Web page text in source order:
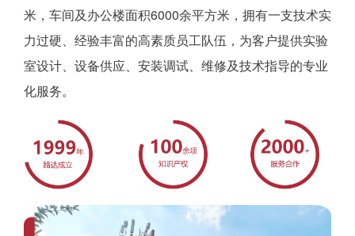
米，车间及办公楼面积6000余平方米，拥有一支技术实
力过硬、经验丰富的高素质员工队伍，为客户提供实验
室设计、设备供应、安装调试、维修及技术指导的专业
化服务。